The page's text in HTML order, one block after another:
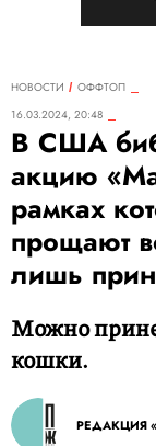
НОВОСТИ
ОФФТОП
16.03.2024, 20:48
В США
акцию
рамках
прощают
лишь
Можно
кошки.
РЕДАКЦИЯ